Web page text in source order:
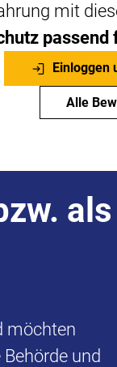
mit
Einloggen
Alle
als
möchten
und